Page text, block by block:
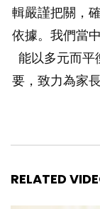
輯嚴謹把關，
依據。我們當
能以多元而平
要，致力為家
RELATED